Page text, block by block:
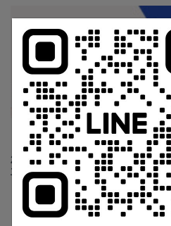
Sep 02 2024 4922
2024年8月台灣新車掛牌數
車款市占率超過5成
請加入LINE
中 華 超
Https://